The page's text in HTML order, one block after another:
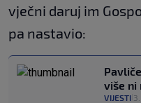
vječni daruj im
pa nastavio:
više ni
VIJESTI